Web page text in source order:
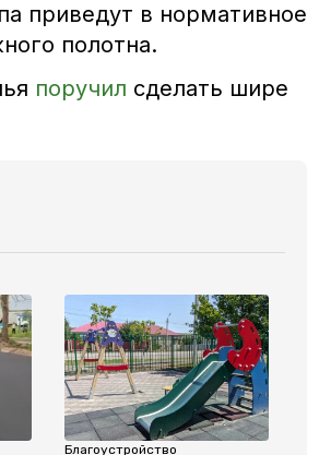
приведут в нормативное
полотна.
поручил сделать шире
Благоустройство